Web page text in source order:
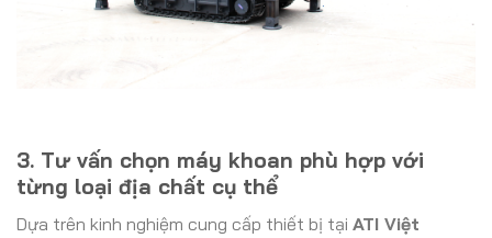
3. Tư vấn chọn máy khoan phù hợp với
từng loại địa chất cụ thể
Dựa trên kinh nghiệm cung cấp thiết bị tại ATI Việt